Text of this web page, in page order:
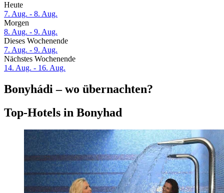
Heute
7. Aug. - 8. Aug.
Morgen
8. Aug. - 9. Aug.
Dieses Wochenende
7. Aug. - 9. Aug.
Nächstes Wochenende
14. Aug. - 16. Aug.
Bonyhádi – wo übernachten?
Top-Hotels in Bonyhad